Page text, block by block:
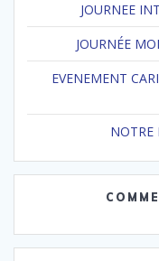
JOURNEE
JOURNÉE
EVENEMENT
NOTRE